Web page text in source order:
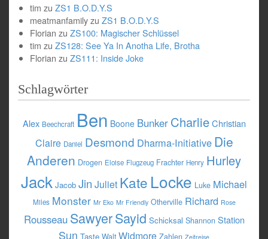
tim zu ZS1 B.O.D.Y.S
meatmanfamilyzu ZS1 B.O.D.Y.S
Florian zu ZS100: Magischer Schlüssel
tim zu ZS128: See Ya In Anotha Life, Brotha
Florian zu ZS111: Inside Joke
Schlagwörter
Alex Beechcraft Ben Boone Bunker Charlie Christian
Claire Daniel Desmond Dharma-Initiative Die
Anderen Drogen Eloise Flugzeug Frachter Henry Hurley
Jack Jacob Jin Juliet Kate Locke Luke Michael
Miles Monster Mr Eko Mr Friendly Otherville Richard Rose
Rousseau SawyerSayid Schicksal Shannon Station
Sun Taste Walt Widmore Zahlen Zeitreise